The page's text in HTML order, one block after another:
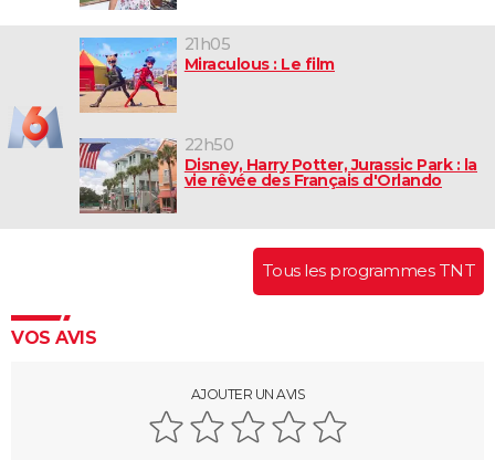
21h05
Miraculous : Le film
22h50
Disney, Harry Potter, Jurassic Park : la
vie rêvée des Français d'Orlando
Tous les programmes TNT
VOS AVIS
AJOUTER UN AVIS